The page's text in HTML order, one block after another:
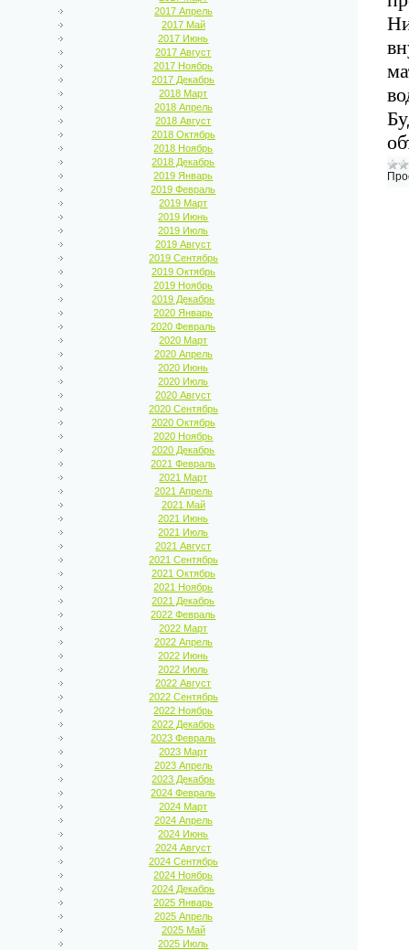
2017 Апрель
2017 Май
2017 Июнь
2017 Август
2017 Ноябрь
2017 Декабрь
2018 Март
2018 Апрель
2018 Август
2018 Октябрь
2018 Ноябрь
2018 Декабрь
2019 Январь
2019 Февраль
2019 Март
2019 Июнь
2019 Июль
2019 Август
2019 Сентябрь
2019 Октябрь
2019 Ноябрь
2019 Декабрь
2020 Январь
2020 Февраль
2020 Март
2020 Апрель
2020 Июнь
2020 Июль
2020 Август
2020 Сентябрь
2020 Октябрь
2020 Ноябрь
2020 Декабрь
2021 Февраль
2021 Март
2021 Апрель
2021 Май
2021 Июнь
2021 Июль
2021 Август
2021 Сентябрь
2021 Октябрь
2021 Ноябрь
2021 Декабрь
2022 Февраль
2022 Март
2022 Апрель
2022 Июнь
2022 Июль
2022 Август
2022 Сентябрь
2022 Ноябрь
2022 Декабрь
2023 Февраль
2023 Март
2023 Апрель
2023 Декабрь
2024 Февраль
2024 Март
2024 Апрель
2024 Июнь
2024 Август
2024 Сентябрь
2024 Ноябрь
2024 Декабрь
2025 Январь
2025 Апрель
2025 Май
2025 Июль